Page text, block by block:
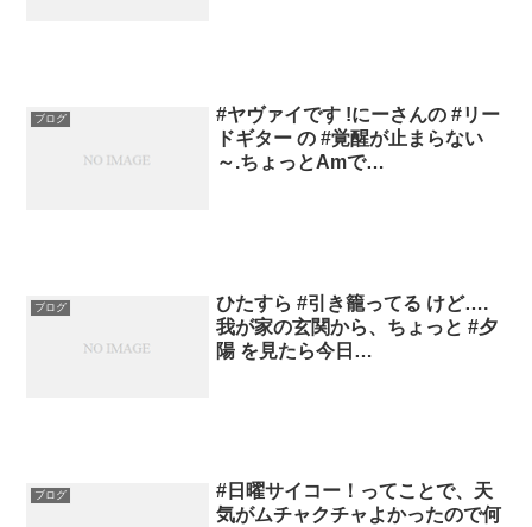
ブログ
#ヤヴァイです !にーさんの #リー
ドギター の #覚醒が止まらない
～.ちょっとAmで…
ブログ
ひたすら #引き籠ってる けど….
我が家の玄関から、ちょっと #夕
陽 を見たら今日…
ブログ
#日曜サイコー！ってことで、天
気がムチャクチャよかったので何